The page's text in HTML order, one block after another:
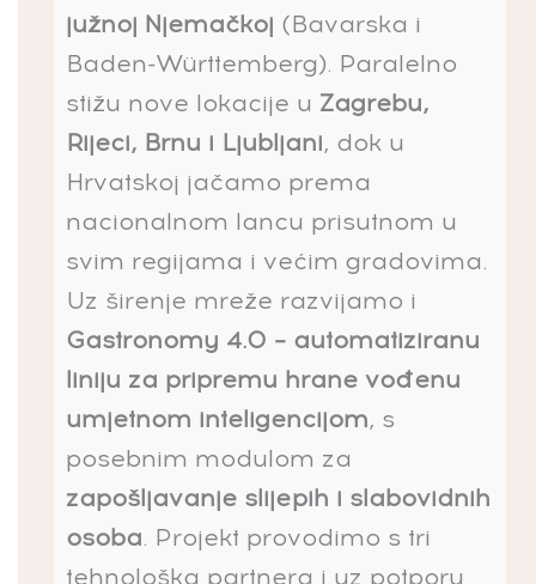
južnoj Njemačkoj (Bavarska i
Baden-Württemberg). Paralelno
stižu nove lokacije u Zagrebu,
Rijeci, Brnu i Ljubljani, dok u
Hrvatskoj jačamo prema
nacionalnom lancu prisutnom u
svim regijama i većim gradovima.
Uz širenje mreže razvijamo i
Gastronomy 4.0 – automatiziranu
liniju za pripremu hrane vođenu
umjetnom inteligencijom, s
posebnim modulom za
zapošljavanje slijepih i slabovidnih
osoba. Projekt provodimo s tri
tehnološka partnera i uz potporu